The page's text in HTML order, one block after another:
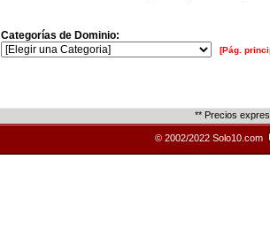
Categorías de Dominio:
[Pág.
** Precios
© 2002/2022 Solo10.com